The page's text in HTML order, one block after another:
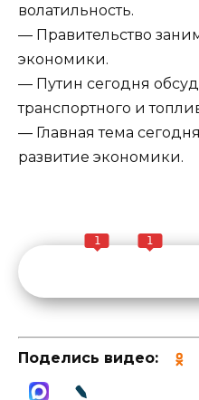
волатильность.
— Правительство
экономики.
— Путин сегодня
транспортного и
— Главная тема
развитие экономики.
1 1
Поделись видео: